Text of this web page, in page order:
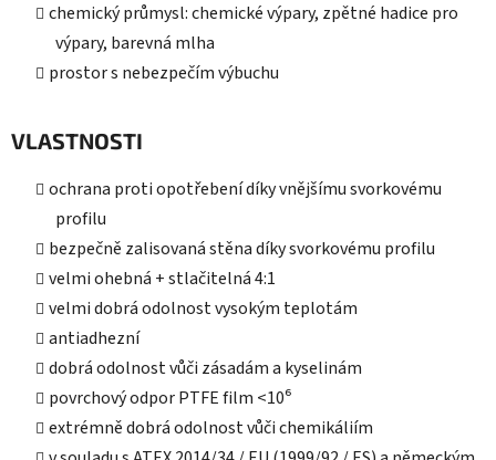
chemický průmysl: chemické výpary, zpětné hadice pro
výpary, barevná mlha
prostor s nebezpečím výbuchu
VLASTNOSTI
ochrana proti opotřebení díky vnějšímu svorkovému
profilu
bezpečně zalisovaná stěna díky svorkovému profilu
velmi ohebná + stlačitelná 4:1
velmi dobrá odolnost vysokým teplotám
antiadhezní
dobrá odolnost vůči zásadám a kyselinám
povrchový odpor PTFE film <10⁶
extrémně dobrá odolnost vůči chemikáliím